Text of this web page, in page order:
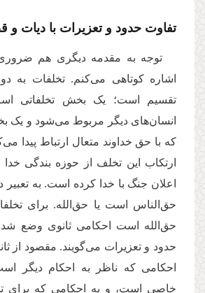
تفاوت حدود و تعزیرات با دیات
توجه به مقدمه دیگری هم
اشاره کوتاهی می‌کنم. تخلفات به
تقسیم است؛ یک بخش تخلفاتی
انسان‌های دیگر مربوط می‌شود و یک
که با حق خداوند متعال ارتباط پیدا
ارتکاب این تخلف از حوزه بندگی
اعلان جنگ با خدا کرده است. به تعبیر
حق‌الناس است یا حق‌الله. برای
حق‌الله است احکامی ثانوی وضع
حدود و تعزیرات می‌گویند. مقصود از
احکامی که ناظر به احکام دیگر
خاصی است، و به احکامی که برای